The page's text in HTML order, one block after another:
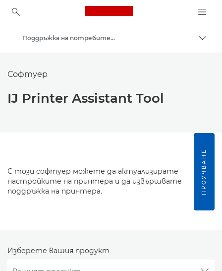
Canon Logo, back to
Поддръжка на потребителски продукти
Софтуер
IJ Printer Assistant Tool
С този софтуер можете да актуализирате
настройките на принтера и да извършвате
поддръжка на принтера.
Изберете вашия продукт
ПРОУЧВАНЕ